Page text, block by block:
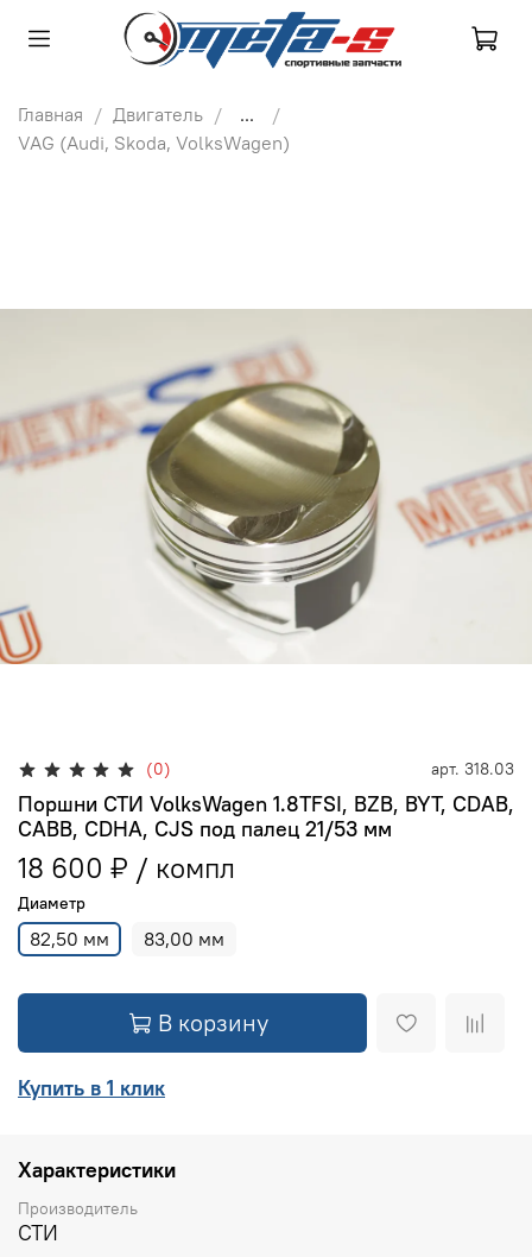
Главная Двигатель
...
VAG (Audi, Skoda, VolksWagen)
(0) арт. 318.03
Поршни СТИ VolksWagen 1.8TFSI, BZB, BYT, CDAB,
CABB, CDHA, CJS под палец 21/53 мм
18 600 ₽
Диаметр
82,50 мм 83,00 мм
В корзину
Купить в 1 клик
Характеристики
Производитель
СТИ